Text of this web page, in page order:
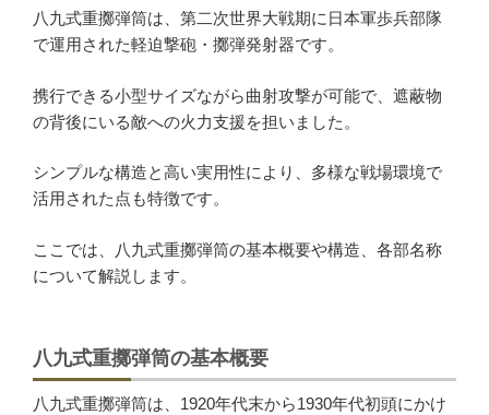
お申込みフォーム
会社概要
スタッフ紹介
スタッフブログ
オンラインショップ
八九式重擲弾筒は、第二次世界大戦期に日本軍歩兵部隊
で運用された軽迫撃砲・擲弾発射器です。
携行できる小型サイズながら曲射攻撃が可能で、遮蔽物
の背後にいる敵への火力支援を担いました。
シンプルな構造と高い実用性により、多様な戦場環境で
活用された点も特徴です。
ここでは、八九式重擲弾筒の基本概要や構造、各部名称
について解説します。
八九式重擲弾筒の基本概要
八九式重擲弾筒は、1920年代末から1930年代初頭にかけ